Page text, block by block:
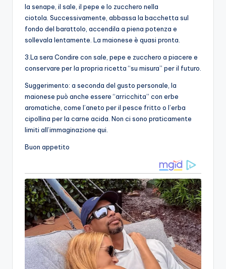
la senape, il sale, il pepe e lo zucchero nella
ciotola. Successivamente, abbassa la bacchetta sul
fondo del barattolo, accendila a piena potenza e
sollevala lentamente. La maionese è quasi pronta.
3.La sera Condire con sale, pepe e zucchero a piacere e
conservare per la propria ricetta “su misura” per il futuro.
Suggerimento: a seconda del gusto personale, la
maionese può anche essere “arricchita” con erbe
aromatiche, come l’aneto per il pesce fritto o l’erba
cipollina per la carne acida. Non ci sono praticamente
limiti all’immaginazione qui.
Buon appetito